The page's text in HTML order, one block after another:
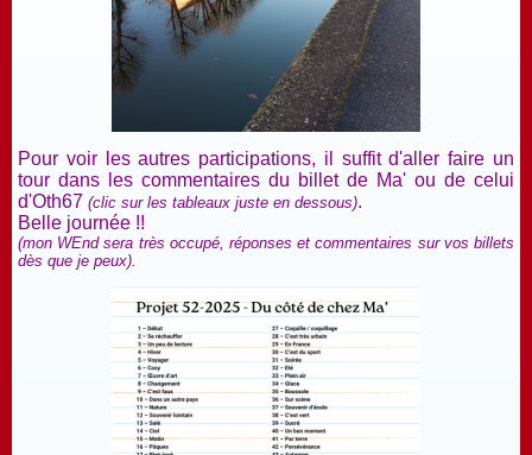
Pour voir les autres participations, il suffit d'aller faire un
tour dans les commentaires du billet de Ma' ou de celui
d'Oth67 (clic sur les tableaux juste en dessous).
Belle journée !!
(mon WEnd sera très occupé, réponses et commentaires sur vos billets
dès que je peux).